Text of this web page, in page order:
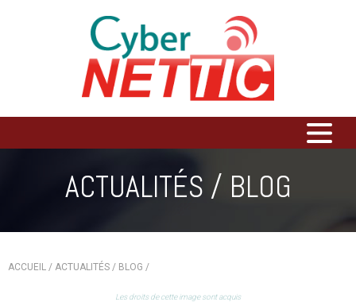
ACTUALITÉS / BLOG
ACCUEIL / ACTUALITÉS / BLOG /
Les droits de cette image sont acquis